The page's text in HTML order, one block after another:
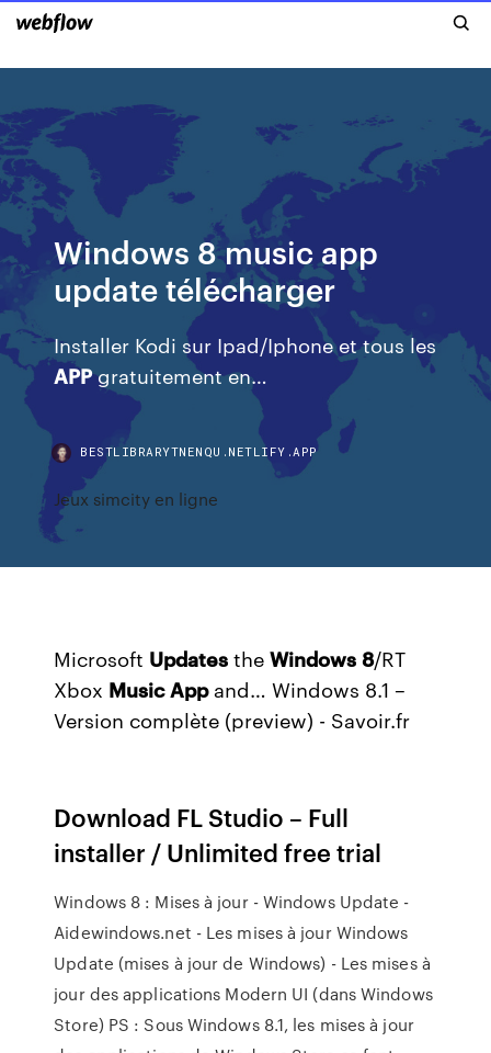
Windows 8 music app
update télécharger
Installer Kodi sur Ipad/Iphone et tous les
APPgratuitement en…
BESTLIBRARYTNENQU.NETLIFY.APP
Jeux simcity en ligne
Microsoft Updates theWindows 8/RT
Xbox Music Appand… Windows 8.1 –
Version complète (preview) - Savoir.fr
Download FL Studio – Full
installer / Unlimited free trial
Windows 8 : Mises à jour - Windows Update -
Aidewindows.net - Les mises à jour Windows
Update (mises à jour de Windows) - Les mises à
jour des applications Modern UI (dans Windows
Store) PS : Sous Windows 8.1, les mises à jour